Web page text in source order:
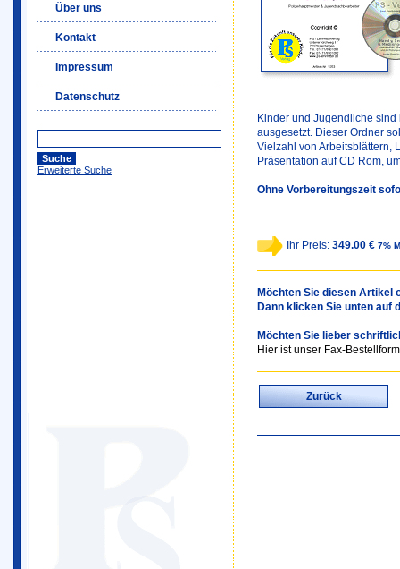
Über uns
Kontakt
Impressum
Datenschutz
Erweiterte Suche
Kinder und Jugendliche
ausgesetzt. Dieser Ordner
Vielzahl von Arbeitsblättern,
Präsentation auf CD Rom,
Ohne Vorbereitungszeit
Ihr Preis: 349.00 € 7%
Möchten Sie diesen Artikel
Dann klicken Sie unten auf
Möchten Sie lieber
Hier ist unser Fax-
Zurück